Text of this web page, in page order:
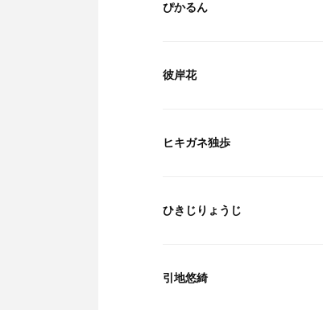
ぴかるん
彼岸花
ヒキガネ独歩
ひきじりょうじ
引地悠綺